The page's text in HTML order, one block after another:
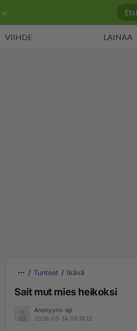
VIIHDE LAINAA
Tunteet Ikävä
Sait mut mies heikoksi
Anonyymi-ap
2026-05-14 09:18:12